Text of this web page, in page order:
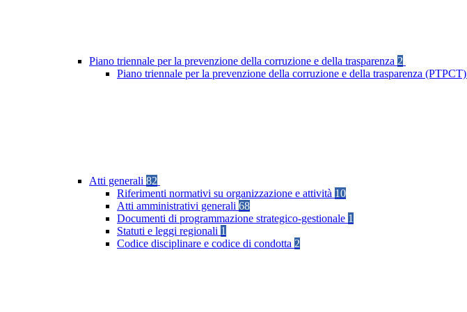
Piano triennale per la prevenzione della corruzione e della trasparenza 2
Piano triennale per la prevenzione della corruzione e della trasparenza (PTPCT)
Atti generali 82
Riferimenti normativi su organizzazione e attività 10
Atti amministrativi generali 68
Documenti di programmazione strategico-gestionale 1
Statuti e leggi regionali 1
Codice disciplinare e codice di condotta 2